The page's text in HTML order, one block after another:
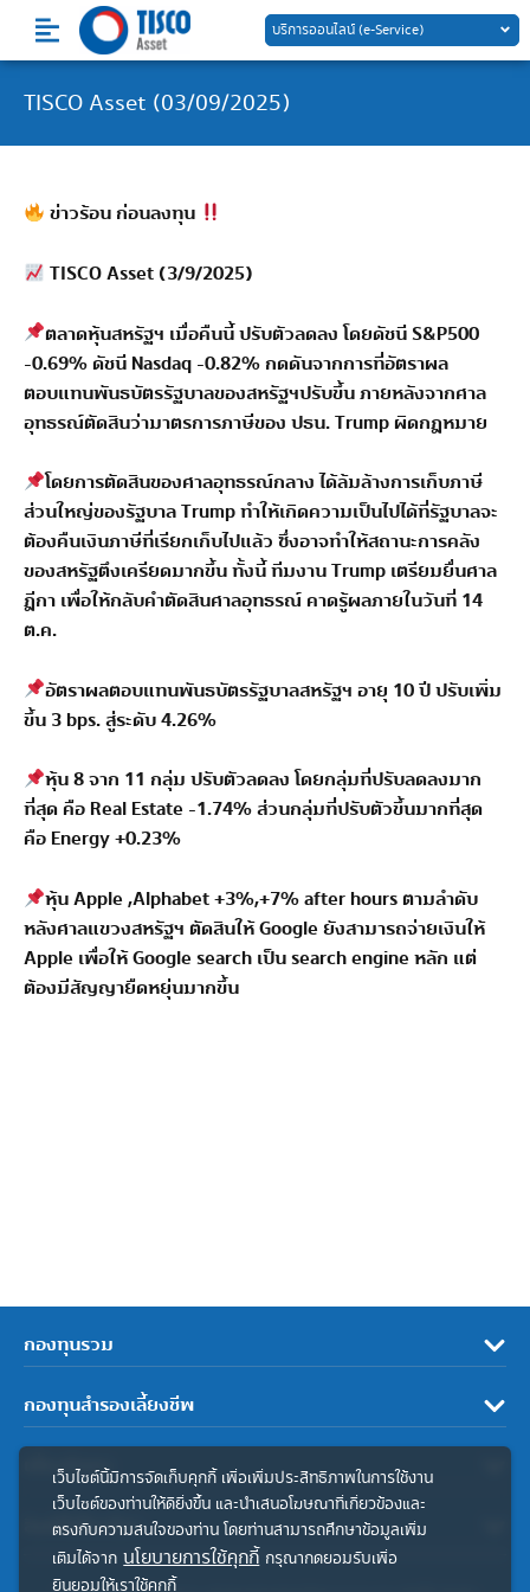
content
บริการออนไลน์ (e-Service)
TISCO Asset (03/09/2025)
ข่าวร้อน ก่อนลงทุน
TISCO Asset (3/9/2025)
ตลาดหุ้นสหรัฐฯ เมื่อคืนนี้ ปรับตัวลดลง โดยดัชนี S&P500
-0.69% ดัชนี Nasdaq -0.82% กดดันจากการที่อัตราผล
ตอบแทนพันธบัตรรัฐบาลของสหรัฐฯปรับขึ้น ภายหลังจากศาล
อุทธรณ์ตัดสินว่ามาตรการภาษีของ ปธน. Trump ผิดกฎหมาย
โดยการตัดสินของศาลอุทธรณ์กลาง ได้ล้มล้างการเก็บภาษี
ส่วนใหญ่ของรัฐบาล Trump ทำให้เกิดความเป็นไปได้ที่รัฐบาลจะ
ต้องคืนเงินภาษีที่เรียกเก็บไปแล้ว ซึ่งอาจทำให้สถานะการคลัง
ของสหรัฐตึงเครียดมากขึ้น ทั้งนี้ ทีมงาน Trump เตรียมยื่นศาล
ฎีกา เพื่อให้กลับคำตัดสินศาลอุทธรณ์ คาดรู้ผลภายในวันที่ 14
ต.ค.
อัตราผลตอบแทนพันธบัตรรัฐบาลสหรัฐฯ อายุ 10 ปี ปรับเพิ่ม
ขึ้น 3 bps. สู่ระดับ 4.26%
หุ้น 8 จาก 11 กลุ่ม ปรับตัวลดลง โดยกลุ่มที่ปรับลดลงมาก
ที่สุด คือ Real Estate -1.74% ส่วนกลุ่มที่ปรับตัวขึ้นมากที่สุด
คือ Energy +0.23%
หุ้น Apple ,Alphabet +3%,+7% after hours ตามลำดับ
หลังศาลแขวงสหรัฐฯ ตัดสินให้ Google ยังสามารถจ่ายเงินให้
Apple เพื่อให้ Google search เป็น search engine หลัก แต่
ต้องมีสัญญายืดหยุ่นมากขึ้น
กองทุนรวม
กองทุนสำรองเลี้ยงชีพ
เกี่ยวกับเรา
ลิงค์ที่เกี่ยวข้อง
เว็บไซต์นี้มีการจัดเก็บคุกกี้ เพื่อเพิ่มประสิทธิภาพในการใช้งาน
เว็บไซต์ของท่านให้ดียิ่งขึ้น และนำเสนอโฆษณาที่เกี่ยวข้องและ
ตรงกับความสนใจของท่าน โดยท่านสามารถศึกษาข้อมูลเพิ่ม
เติมได้จาก นโยบายการใช้คุกกี้ กรุณากดยอมรับเพื่อ
ยินยอมให้เราใช้คุกกี้